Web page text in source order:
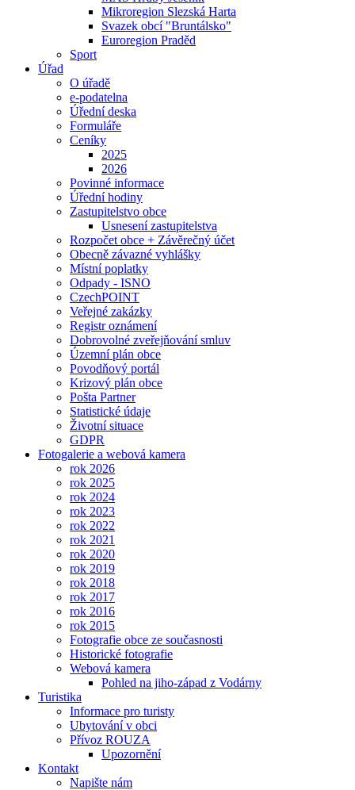
Mikroregion Slezská Harta
Svazek obcí "Bruntálsko"
Euroregion Praděd
Sport
Úřad
O úřadě
e-podatelna
Úřední deska
Formuláře
Ceníky
2025
2026
Povinné informace
Úřední hodiny
Zastupitelstvo obce
Usnesení zastupitelstva
Rozpočet obce + Závěrečný účet
Obecně závazné vyhlášky
Místní poplatky
Odpady - ISNO
CzechPOINT
Veřejné zakázky
Registr oznámení
Dobrovolné zveřejňování smluv
Územní plán obce
Povodňový portál
Krizový plán obce
Pošta Partner
Statistické údaje
Životní situace
GDPR
Fotogalerie a webová kamera
rok 2026
rok 2025
rok 2024
rok 2023
rok 2022
rok 2021
rok 2020
rok 2019
rok 2018
rok 2017
rok 2016
rok 2015
Fotografie obce ze současnosti
Historické fotografie
Webová kamera
Pohled na jiho-západ z Vodárny
Turistika
Informace pro turisty
Ubytování v obci
Přívoz ROUZA
Upozornění
Kontakt
Napište nám